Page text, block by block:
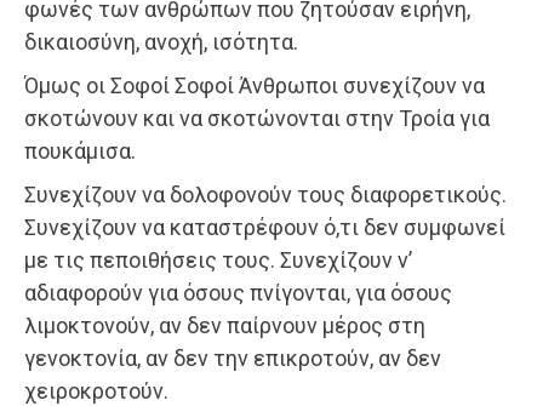
φωνές των ανθρώπων που ζητούσαν ειρήνη,
δικαιοσύνη, ανοχή, ισότητα.
Όμως οι Σοφοί Σοφοί Άνθρωποι συνεχίζουν να
σκοτώνουν και να σκοτώνονται στην Τροία για
πουκάμισα.
Συνεχίζουν να δολοφονούν τους διαφορετικούς.
Συνεχίζουν να καταστρέφουν ό,τι δεν συμφωνεί
με τις πεποιθήσεις τους. Συνεχίζουν ν’
αδιαφορούν για όσους πνίγονται, για όσους
λιμοκτονούν, αν δεν παίρνουν μέρος στη
γενοκτονία, αν δεν την επικροτούν, αν δεν
χειροκροτούν.